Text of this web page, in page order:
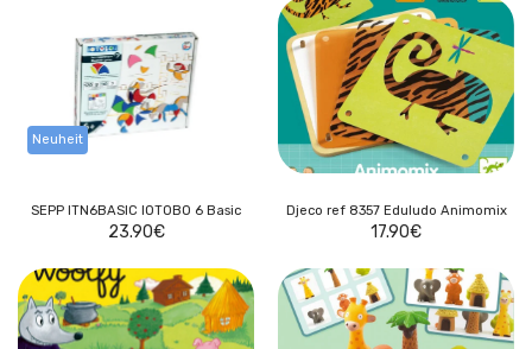
Neuheit
SEPP ITN6BASIC IOTOBO 6 Basic
23.90€
Djeco ref 8357 Eduludo Animomix
17.90€